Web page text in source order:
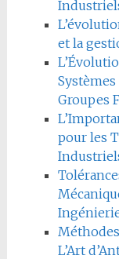
et la
Groupes
pour les
L’Art